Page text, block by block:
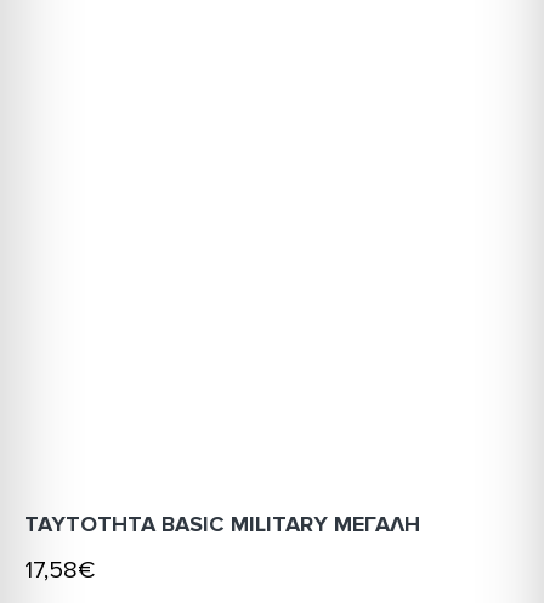
ΤΑΥΤΟΤΗΤΑ BASIC MILITARY ΜΕΓΑΛΗ
17,58€